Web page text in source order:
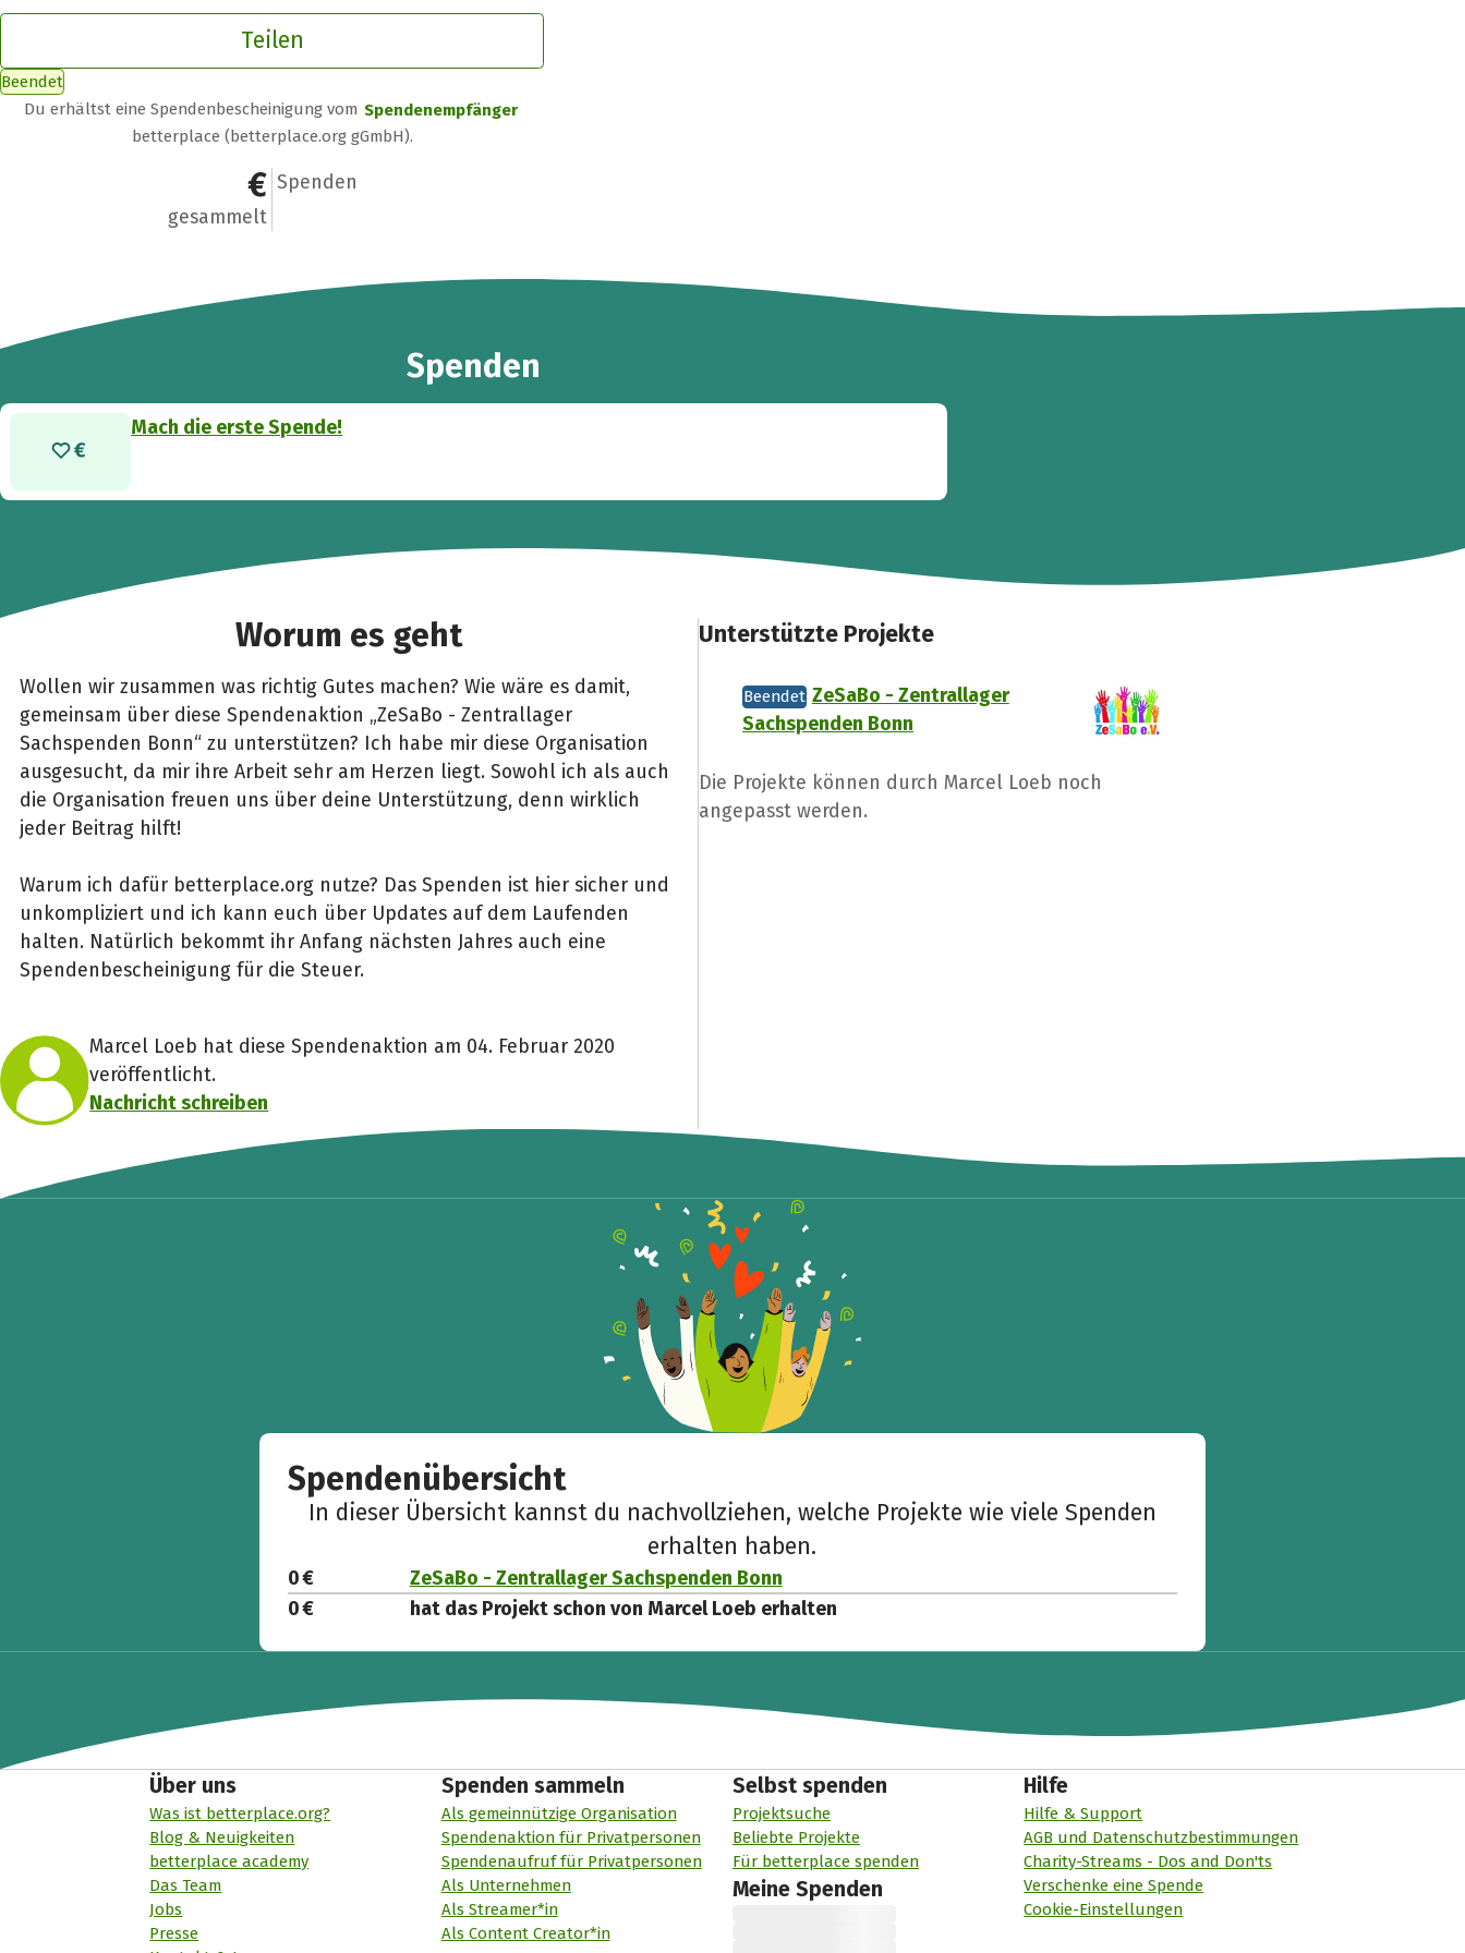
Teilen
Beendet
Du erhältst eine Spendenbescheinigung vom Spendenempfänger
betterplace (betterplace.org gGmbH).
0 €
gesammelt
0
Spenden
Spenden
Mach die erste Spende!
Worum es geht
Wollen wir zusammen was richtig Gutes machen? Wie wäre es damit,
gemeinsam über diese Spendenaktion „ZeSaBo - Zentrallager
Sachspenden Bonn“ zu unterstützen? Ich habe mir diese Organisation
ausgesucht, da mir ihre Arbeit sehr am Herzen liegt. Sowohl ich als auch
die Organisation freuen uns über deine Unterstützung, denn wirklich
jeder Beitrag hilft!
Warum ich dafür betterplace.org nutze? Das Spenden ist hier sicher und
unkompliziert und ich kann euch über Updates auf dem Laufenden
halten. Natürlich bekommt ihr Anfang nächsten Jahres auch eine
Spendenbescheinigung für die Steuer.
Marcel Loeb hat diese Spendenaktion am 04. Februar 2020
veröffentlicht.
Nachricht schreiben
Unterstützte Projekte
Beendet ZeSaBo - Zentrallager
Sachspenden Bonn
Die Projekte können durch Marcel Loeb noch
angepasst werden.
Spendenübersicht
In dieser Übersicht kannst du nachvollziehen, welche Projekte wie viele Spenden
erhalten haben.
0 €
ZeSaBo - Zentrallager Sachspenden Bonn
0 €
hat das Projekt schon von Marcel Loeb erhalten
Über uns
Was ist betterplace.org?
Blog & Neuigkeiten
betterplace academy
Das Team
Jobs
Presse
Spenden sammeln
Als gemeinnützige Organisation
Spendenaktion für Privatpersonen
Spendenaufruf für Privatpersonen
Als Unternehmen
Als Streamer*in
Als Content Creator*in
Selbst spenden
Projektsuche
Beliebte Projekte
Für betterplace spenden
Meine Spenden
Hilfe
Hilfe & Support
AGB und Datenschutzbestimmungen
Charity-Streams - Dos and Don'ts
Verschenke eine Spende
Cookie-Einstellungen